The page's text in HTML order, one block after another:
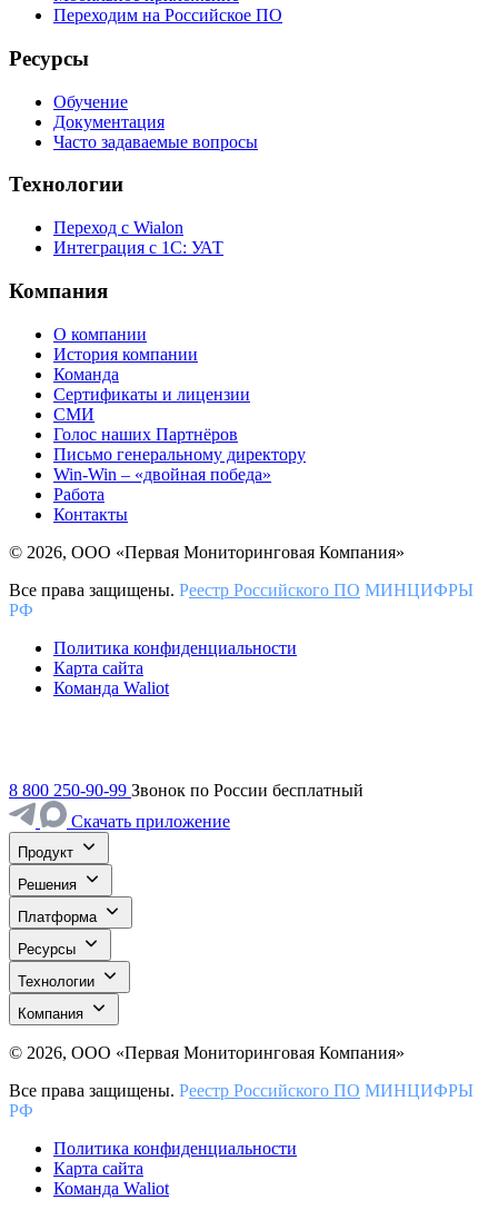
Переходим на Российское ПО
Ресурсы
Обучение
Документация
Часто задаваемые вопросы
Технологии
Переход с Wialon
Интеграция с 1С: УАТ
Компания
О компании
История компании
Команда
Сертификаты и лицензии
СМИ
Голос наших Партнёров
Письмо генеральному директору
Win-Win – «двойная победа»
Работа
Контакты
© 2026, ООО «Первая Мониторинговая Компания»
Все права защищены. Реестр Российского ПО МИНЦИФРЫ
РФ
Политика конфиденциальности
Карта сайта
Команда Waliot
8 800 250-90-99 Звонок по России бесплатный
Скачать приложение
Продукт
Решения
Платформа
Ресурсы
Технологии
Компания
© 2026, ООО «Первая Мониторинговая Компания»
Все права защищены. Реестр Российского ПО МИНЦИФРЫ
РФ
Политика конфиденциальности
Карта сайта
Команда Waliot